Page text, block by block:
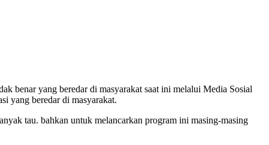
benar yang beredar di masyarakat saat ini melalui Media Sosial
yang beredar di masyarakat.
tau. bahkan untuk melancarkan program ini masing-masing